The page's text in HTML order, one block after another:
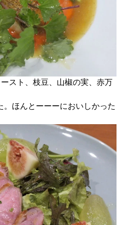
スト、枝豆、山椒の実、赤万
。ほんとーーーにおいしかった